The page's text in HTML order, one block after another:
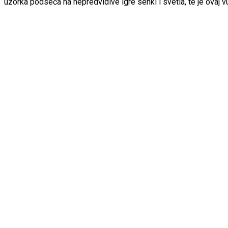
uzorka podseća na nepredvidive igre senki i svetla, te je ovaj